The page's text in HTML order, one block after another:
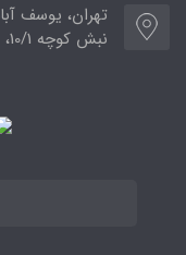
تهران، یوسف
نبش کوچه 10/1، پلاک 143، واحد 1